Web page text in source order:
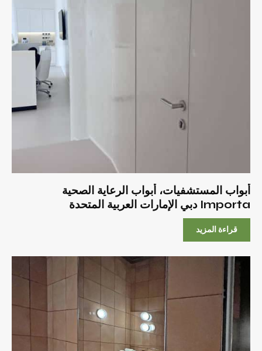
أبواب المستشفيات، أبواب الرعاية الصحية
Importa دبي الإمارات العربية المتحدة
قراءة المزيد